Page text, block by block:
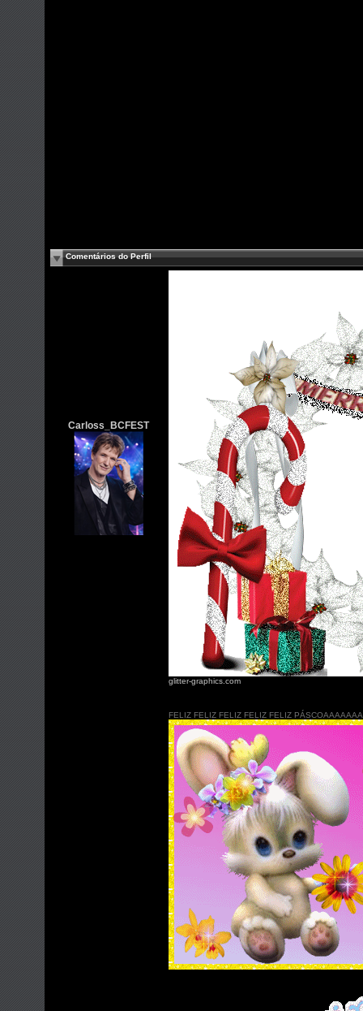
Comentários do Perfil
Carloss_BCFEST
glitter-graphics.com
FELIZ FELIZ FELIZ FELIZ FELIZ